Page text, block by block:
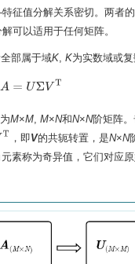
征值分解关系密切。两者
可以适用于任何矩阵。
部属于域K, K为实数域或
A= UΣVT
M×M,M×N和N×N阶矩阵
T ，即V的共轭转置，是N×N
素称为奇异值，它们对应